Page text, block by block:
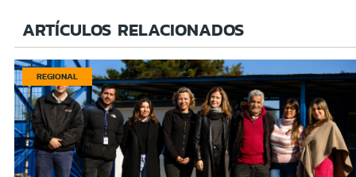
ARTÍCULOS RELACIONADOS
REGIONAL